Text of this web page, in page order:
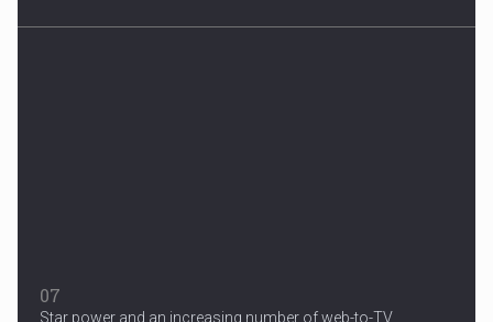
07
Star power and an increasing number of web-to-TV